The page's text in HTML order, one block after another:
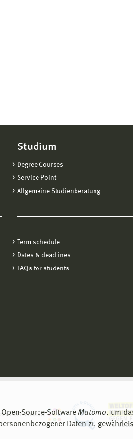
Source-Software Matomo, um
Daten zu
Studium
Degree Courses
Service Point
Allgemeine Studienberatung
Term schedule
Dates & deadlines
FAQs for students